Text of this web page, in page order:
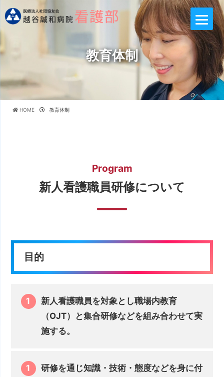
教育体制
HOME 教育体制
Program
新人看護職員研修について
目的
新人看護職員を対象とし職場内教育
（OJT）と集合研修などを組み合わせて実
施する。
研修を通じ知識・技術・態度などを身に付